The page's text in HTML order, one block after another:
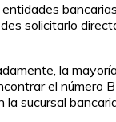
solicitarlo
la
el número
sucursal